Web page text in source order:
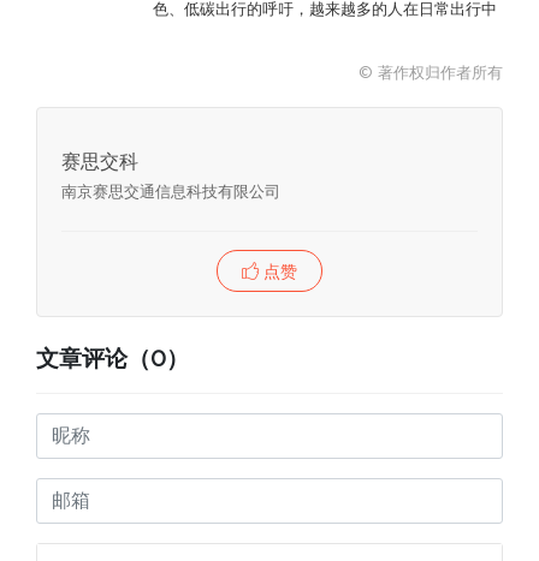
色、低碳出行的呼吁，越来越多的人在日常出行中
呢？行人过街作为交通行为的一种重要过程，也是
© 著作权归作者所有
赛思交科
南京赛思交通信息科技有限公司
点赞
文章评论（0）